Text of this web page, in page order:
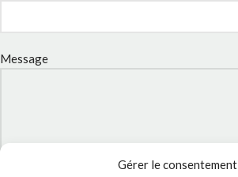
Gérer le consentement
Message